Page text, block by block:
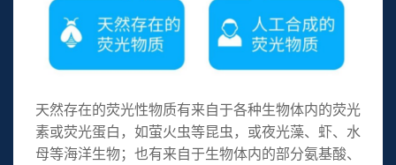
天然存在的荧光性物质有来自于各种生物体内的荧光
素或荧光蛋白，如萤火虫等昆虫，或夜光藻、虾、水
母等海洋生物；也有来自于生物体内的部分氨基酸、